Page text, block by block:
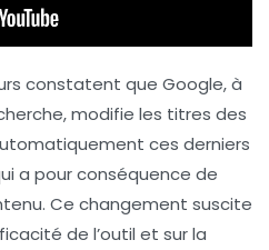
constatent que Google, à
modifie les titres des
ces derniers
a pour conséquence de
Ce changement suscite
de l’outil et sur la